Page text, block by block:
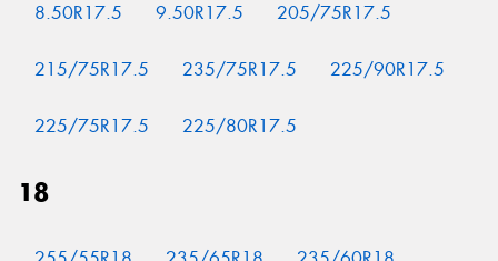
8.50R17.5 9.50R17.5 205/75R17.5
215/75R17.5 235/75R17.5 225/90R17.5
225/75R17.5 225/80R17.5
18